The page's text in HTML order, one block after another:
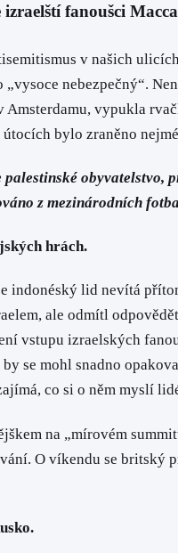
fanoušci
v našich
nebezpečný“.
vypukla
bylo zraněno
obyvatelstvo,
z mezinárodních
hrách.
indonéský lid nevítá
ale odmítl
vstupu izraelských
se mohl snadno
co si o něm myslí
na „mírovém
O víkendu se